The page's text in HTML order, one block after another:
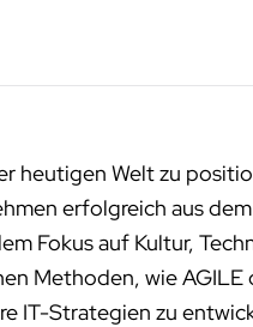
heutigen Welt zu
erfolgreich aus
Fokus auf Kultur,
Methoden, wie AGILE
IT-Strategien zu